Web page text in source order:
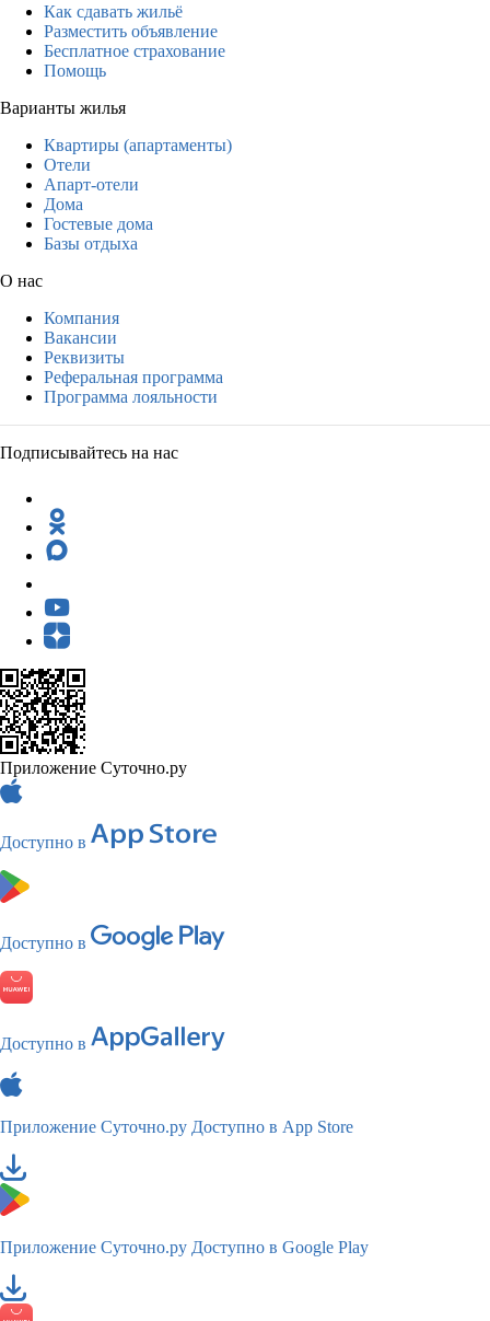
Как сдавать жильё
Разместить объявление
Бесплатное страхование
Помощь
Варианты жилья
Квартиры (апартаменты)
Отели
Апарт-отели
Дома
Гостевые дома
Базы отдыха
О нас
Компания
Вакансии
Реквизиты
Реферальная программа
Программа лояльности
Подписывайтесь на нас
Приложение Суточно.ру
Доступно в
Доступно в
Доступно в
Приложение Суточно.ру Доступно в App Store
Приложение Суточно.ру Доступно в Google Play